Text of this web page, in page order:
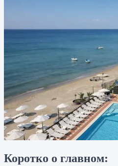
Коротко о главном: